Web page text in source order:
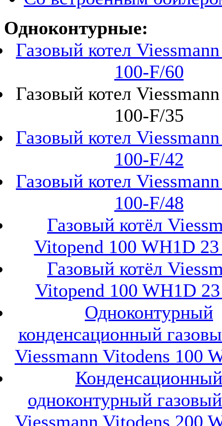
Одноконтурные:
Газовый котел
100-F/60
Газовый котел
100-F/35
Газовый котел
100-F/42
Газовый котел
100-F/48
Газовый котёл
Vitopend 100 WH1D
Газовый котёл
Vitopend 100 WH1D
Одноконтурный
конденсационный
Viessmann Vitodens 100
Конденсационный
одноконтурный
Viessmann Vitodens 200